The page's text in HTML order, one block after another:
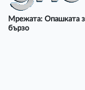
Мрежата: Опашката
бързо